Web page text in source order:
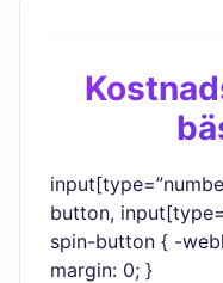
button,
spin-button { -
margin: 0; }